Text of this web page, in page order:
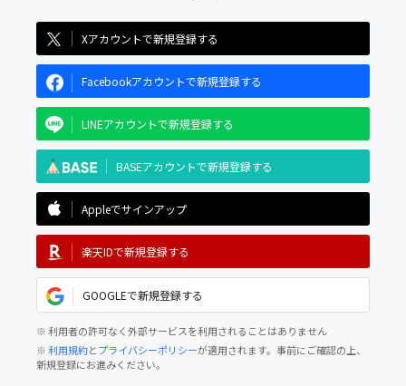
Xアカウントで新規登録する
Facebookアカウントで新規登録する
LINEアカウントで新規登録する
BASEアカウントで新規登録する
Appleでサインアップ
楽天IDで新規登録する
GOOGLEで新規登録する
※ 利用者の許可なく外部サービスを利用されることはありません
※利用規約とプライバシーポリシーが適用されます。事前にご確認の上、
新規登録にお進みください。